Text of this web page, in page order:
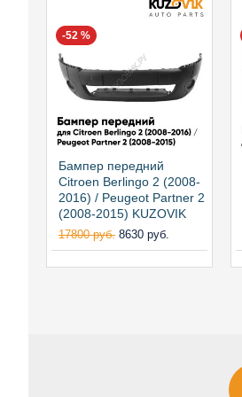
-52 %
Бампер передний
Citroen Berlingo 2 (2008-
2016) / Peugeot Partner 2
(2008-2015) KUZOVIK
17800 руб. 8630 руб.